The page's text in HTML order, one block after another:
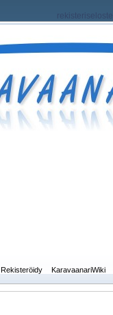
rekisteriseloste
Rekisteröidy KaravaanariWiki